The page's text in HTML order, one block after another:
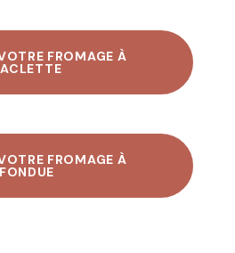
FROMAGE À
FROMAGE À
FONDUE